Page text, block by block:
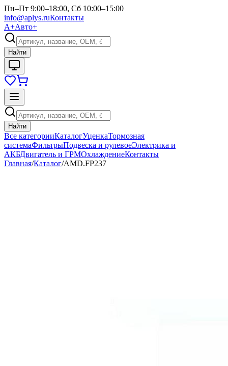
Пн–Пт 9:00–18:00, Сб 10:00–15:00
info@aplys.ruКонтакты
А+Авто+
Найти
Найти
Все категорииКаталогУценкаТормозная
системаФильтрыПодвеска и рулевоеЭлектрика и
АКБДвигатель и ГРМОхлаждениеКонтакты
Главная/Каталог/AMD.FP237